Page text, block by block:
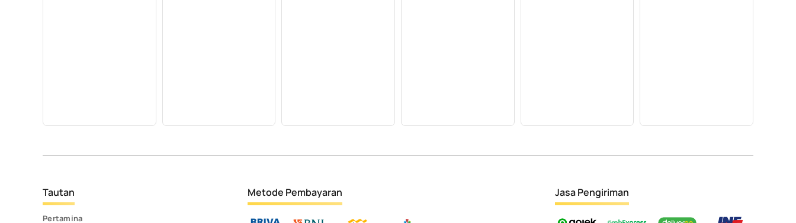
Tautan
Pertamina
Metode Pembayaran Jasa Pengiriman